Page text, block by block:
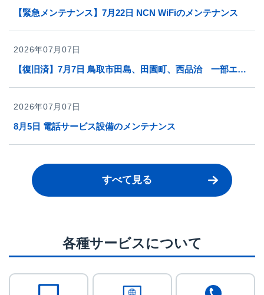
【緊急メンテナンス】7月22日 NCN WiFiのメンテナンス
2026年07月07日
【復旧済】7月7日 鳥取市田島、田園町、西品治 一部エリアでのサービス障害
2026年07月07日
8月5日 電話サービス設備のメンテナンス
すべて見る
各種サービスについて